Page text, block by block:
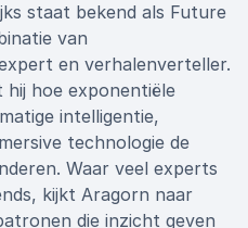
staat bekend als Future
van
en verhalenverteller.
hij hoe exponentiële
intelligentie,
technologie de
Waar veel experts
kijkt Aragorn naar
die inzicht geven